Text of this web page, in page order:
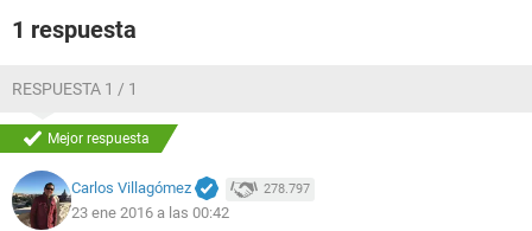
1 respuesta
RESPUESTA 1 / 1
Mejor respuesta
Carlos Villagómez 278.797
23 ene 2016 a las 00:42